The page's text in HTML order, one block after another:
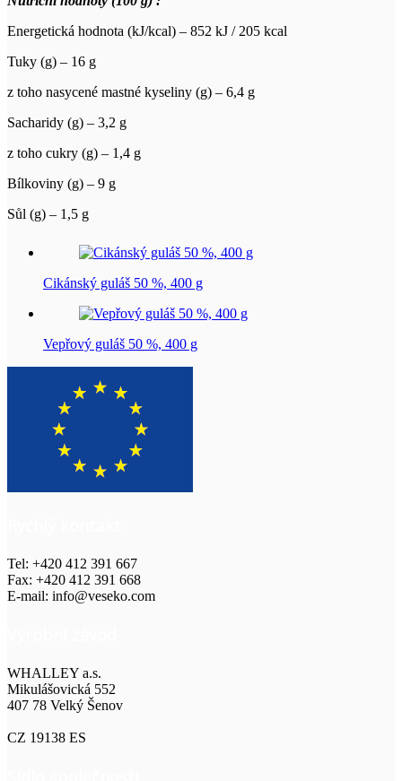
Energetická hodnota (kJ/kcal) – 852 kJ / 205 kcal
Tuky (g) – 16 g
z toho nasycené mastné kyseliny (g) – 6,4 g
Sacharidy (g) – 3,2 g
z toho cukry (g) – 1,4 g
Bílkoviny (g) – 9 g
Sůl (g) – 1,5 g
Cikánský guláš 50 %, 400 g
Vepřový guláš 50 %, 400 g
Tel: +420 412 391 667
Fax: +420 412 391 668
E-mail: info@veseko.com
WHALLEY a.s.
Mikulášovická 552
407 78 Velký Šenov
CZ 19138 ES